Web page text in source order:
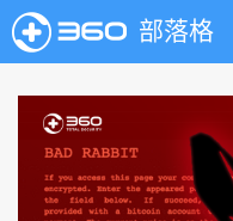
部落格